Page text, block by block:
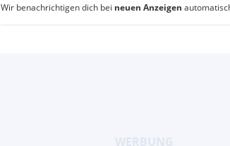
Wir benachrichtigen dich bei neuen Anzeigen